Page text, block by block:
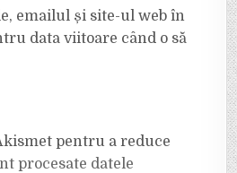
emailul și site-ul web în
data viitoare când o să
pentru a reduce
procesate datele